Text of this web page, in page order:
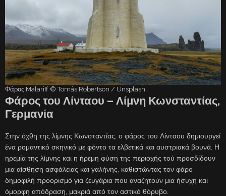
Φάρος Malariff © Tomás Robertson / Unsplash
Φάρος του Λίνταου – Λίμνη Κωνσταντίας,
Γερμανία
Στην όχθη της λίμνης Κωνσταντίας, ο φάρος του Λίνταου δημιουργεί
ένα ρομαντικό σκηνικό με φόντο τα ελβετικά και αυστριακά βουνά. Η
ηρεμία της λίμνης και η ήρεμη φύση της περιοχής τού προσδίδουν
μια αίσθηση ασφάλειας και γαλήνης, καθιστώντας τον φάρο
δημοφιλή προορισμό για ζευγάρια που αναζητούν μια ήσυχη και
όμορφη απόδραση, μακριά από τον αστικό θόρυβο.